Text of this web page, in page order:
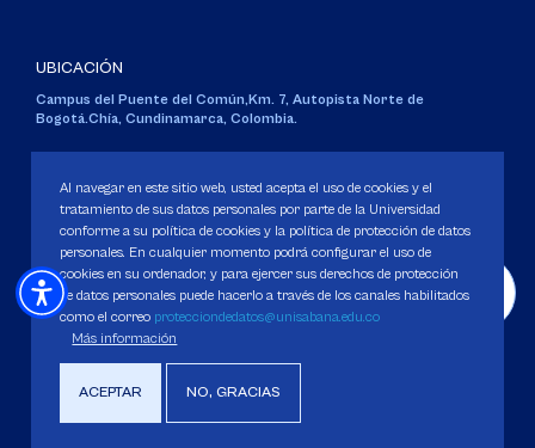
UBICACIÓN
Campus del Puente del Común,Km. 7, Autopista Norte de
Bogotá.Chía, Cundinamarca, Colombia.
Personería Jurídica:Resolución 130 del 14 de enero de 1980.
Ministerio de Educación Nacional.
Política de Protección de datos
Derechos Pecuniarios
Al navegar en este sitio web, usted acepta el uso de cookies y el
tratamiento de sus datos personales por parte de la Universidad
conforme a su política de cookies y la política de protección de datos
personales. En cualquier momento podrá configurar el uso de
cookies en su ordenador, y para ejercer sus derechos de protección
de datos personales puede hacerlo a través de los canales habilitados
como el correo protecciondedatos@unisabana.edu.co
Más información
ACEPTAR NO, GRACIAS